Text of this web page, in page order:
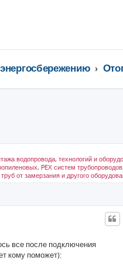
водопровода, технологий и
PEX систем
от замерзания и другого
все после подключения
кому поможет):